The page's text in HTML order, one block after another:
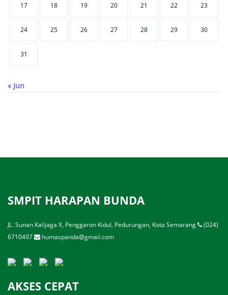
17 18 19 20 21 22 23
24 25 26 27 28 29 30
31
« Jun
SMPIT HARAPAN BUNDA
JL. Sunan Kalijaga X, Penggaron Kidul, Pedurungan, Kota Semarang
(024)
6710497
humaspanda@gmail.com
AKSES CEPAT